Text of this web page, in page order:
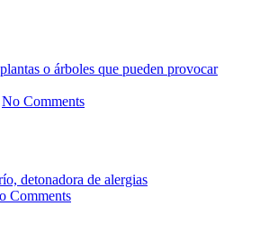
o árboles que pueden provocar
No Comments
detonadora de alergias
Comments